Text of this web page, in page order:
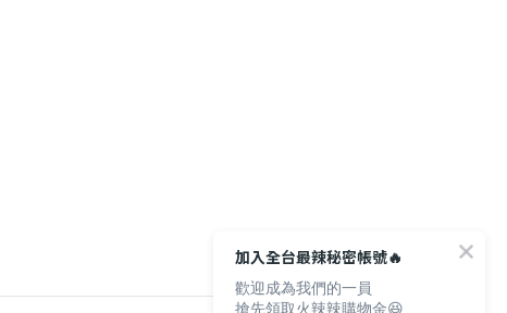
加入全台最辣秘密帳號🔥
歡迎成為我們的一員
搶先領取火辣辣購物金😆